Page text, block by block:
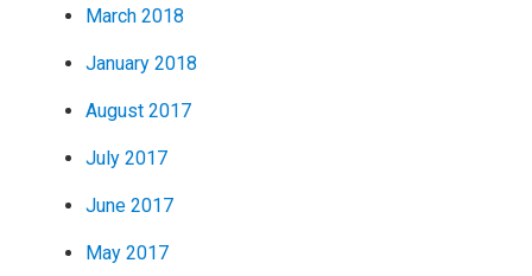
March 2018
January 2018
August 2017
July 2017
June 2017
May 2017